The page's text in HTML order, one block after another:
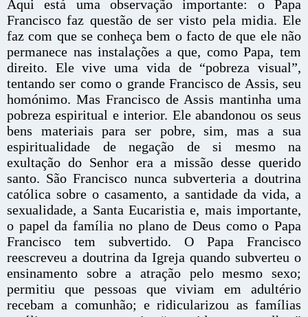
Aqui está uma observação importante: o Papa
Francisco faz questão de ser visto pela midia. Ele
faz com que se conheça bem o facto de que ele não
permanece nas instalações a que, como Papa, tem
direito. Ele vive uma vida de “pobreza visual”,
tentando ser como o grande Francisco de Assis, seu
homónimo. Mas Francisco de Assis mantinha uma
pobreza espiritual e interior. Ele abandonou os seus
bens materiais para ser pobre, sim, mas a sua
espiritualidade de negação de si mesmo na
exultação do Senhor era a missão desse querido
santo. São Francisco nunca subverteria a doutrina
católica sobre o casamento, a santidade da vida, a
sexualidade, a Santa Eucaristia e, mais importante,
o papel da família no plano de Deus como o Papa
Francisco tem subvertido. O Papa Francisco
reescreveu a doutrina da Igreja quando subverteu o
ensinamento sobre a atração pelo mesmo sexo;
permitiu que pessoas que viviam em adultério
recebam a comunhão; e ridicularizou as famílias